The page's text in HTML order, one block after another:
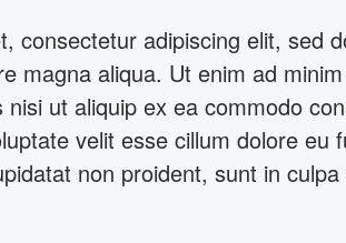
consectetur adipiscing elit, sed
magna aliqua. Ut enim ad
ut aliquip ex ea commodo
velit esse cillum dolore eu
non proident, sunt in